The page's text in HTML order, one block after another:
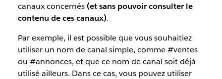
canaux concernés (et sans pouvoir consulter le
contenu de ces canaux).
Par exemple, il est possible que vous souhaitiez
utiliser un nom de canal simple, comme #ventes
ou #annonces, et que ce nom de canal soit déjà
utilisé ailleurs. Dans ce cas, vous pouvez utiliser